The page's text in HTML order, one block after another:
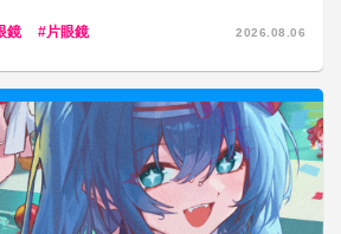
鏡 片眼鏡 2026.08.06